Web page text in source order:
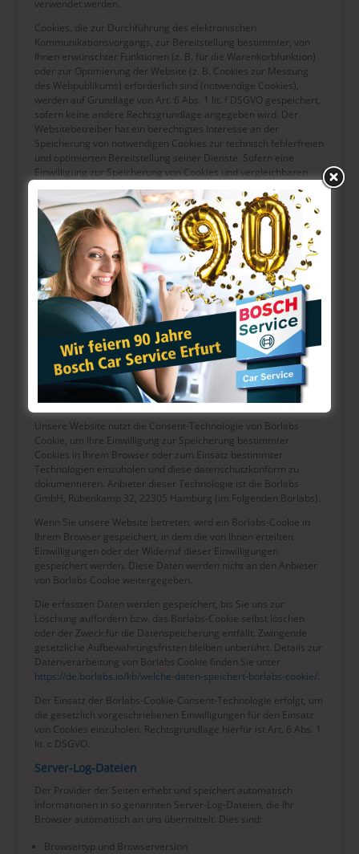
verwendet werden.
Cookies, die zur Durchführung des elektronischen
Kommunikationsvorgangs, zur Bereitstellung bestimmter, von
Ihnen erwünschter Funktionen (z. B. für die Warenkorbfunktion)
oder zur Optimierung der Website (z. B. Cookies zur Messung
des Webpublikums) erforderlich sind (notwendige Cookies),
werden auf Grundlage von Art. 6 Abs. 1 lit. f DSGVO gespeichert,
sofern keine andere Rechtsgrundlage angegeben wird. Der
Websitebetreiber hat ein berechtigtes Interesse an der
Speicherung von notwendigen Cookies zur technisch fehlerfreien
und optimierten Bereitstellung seiner Dienste. Sofern eine
Einwilligung zur Speicherung von Cookies und vergleichbaren
Wiedererkennungstechnologien abgefragt wurde, erfolgt die
Verarbeitung ausschließlich auf Grundlage dieser Einwilligung
(Art. 6 Abs. 1 lit. a DSGVO und § 25 Abs. 1 TDDDG); die
Einwilligung ist jederzeit widerrufbar.
Sie können Ihren Browser so einstellen, dass Sie über das Setzen
von Cookies informiert werden und Cookies nur im Einzelfall
erlauben, die Annahme von Cookies für bestimmte Fälle oder
generell ausschließen sowie das automatische Löschen der
Cookies beim Schließen des Browsers aktivieren. Bei der
Deaktivierung von Cookies kann die Funktionalität dieser Website
eingeschränkt sein.
Welche Cookies und Dienste auf dieser Website eingesetzt
werden, können Sie dieser Datenschutzerklärung entnehmen.
Einwilligung mit Borlabs Cookie
Unsere Website nutzt die Consent-Technologie von Borlabs
Cookie, um Ihre Einwilligung zur Speicherung bestimmter
Cookies in Ihrem Browser oder zum Einsatz bestimmter
Technologien einzuholen und diese datenschutzkonform zu
dokumentieren. Anbieter dieser Technologie ist die Borlabs
GmbH, Rübenkamp 32, 22305 Hamburg (im Folgenden Borlabs).
Wenn Sie unsere Website betreten, wird ein Borlabs-Cookie in
Ihrem Browser gespeichert, in dem die von Ihnen erteilten
Einwilligungen oder der Widerruf dieser Einwilligungen
gespeichert werden. Diese Daten werden nicht an den Anbieter
von Borlabs Cookie weitergegeben.
Die erfassten Daten werden gespeichert, bis Sie uns zur
Löschung auffordern bzw. das Borlabs-Cookie selbst löschen
oder der Zweck für die Datenspeicherung entfällt. Zwingende
gesetzliche Aufbewahrungsfristen bleiben unberührt. Details zur
Datenverarbeitung von Borlabs Cookie finden Sie unter
https://de.borlabs.io/kb/welche-daten-speichert-borlabs-cookie/.
Der Einsatz der Borlabs-Cookie-Consent-Technologie erfolgt, um
die gesetzlich vorgeschriebenen Einwilligungen für den Einsatz
von Cookies einzuholen. Rechtsgrundlage hierfür ist Art. 6 Abs. 1
lit. c DSGVO.
Server-Log-Dateien
Der Provider der Seiten erhebt und speichert automatisch
Informationen in so genannten Server-Log-Dateien, die Ihr
Browser automatisch an uns übermittelt. Dies sind:
Browsertyp und Browserversion